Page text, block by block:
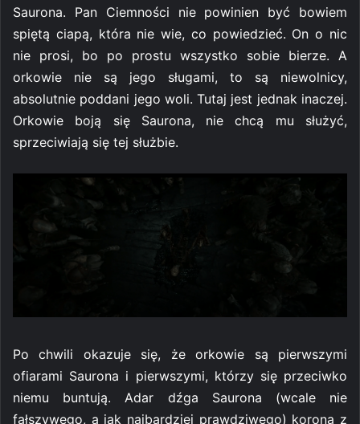
Saurona. Pan Ciemności nie powinien być bowiem
spiętą ciapą, która nie wie, co powiedzieć. On o nic
nie prosi, bo po prostu wszystko sobie bierze. A
orkowie nie są jego sługami, to są niewolnicy,
absolutnie poddani jego woli. Tutaj jest jednak inaczej.
Orkowie boją się Saurona, nie chcą mu służyć,
sprzeciwiają się tej służbie.
Po chwili okazuje się, że orkowie są pierwszymi
ofiarami Saurona i pierwszymi, którzy się przeciwko
niemu buntują. Adar dźga Saurona (wcale nie
fałszywego, a jak najbardziej prawdziwego) koroną z